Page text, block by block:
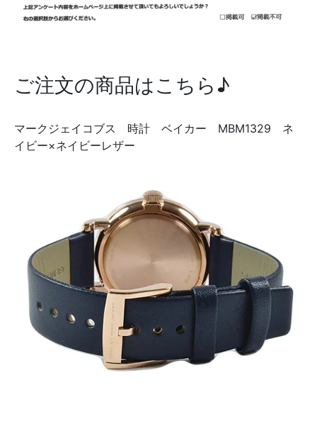
ご注文の商品はこちら♪
マークジェイコブス 時計 ベイカー MBM1329 ネ
イビー×ネイビーレザー